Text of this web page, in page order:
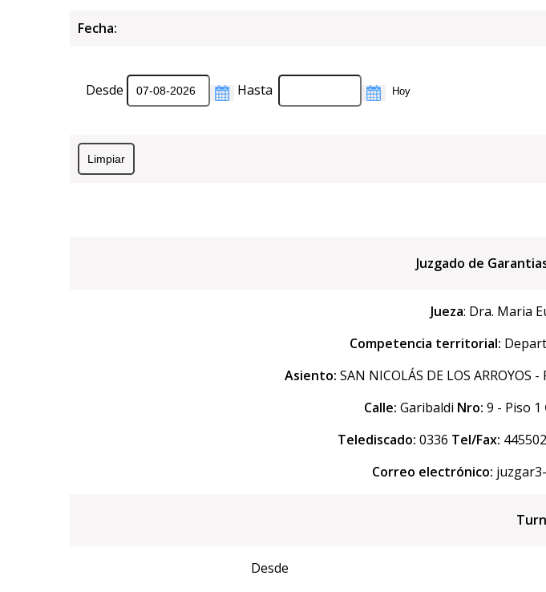
Fecha:
Desde Hasta
Juzgado de
Jueza: Dra. Maria
Competencia territorial:
Asiento: SAN NICOLÁS DE LOS
Calle: Garibaldi Nro: 9 - Piso 1
Telediscado: 0336 Tel/Fax:
Correo electrónico:
Desde